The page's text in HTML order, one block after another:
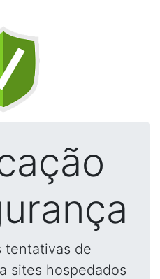
tentativas de
sites hospedados